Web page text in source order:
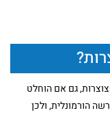
גם אם הוחלט
הורמונלית, ולכן